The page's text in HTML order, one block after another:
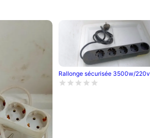
Rallonge sécurisée 3500w/220v